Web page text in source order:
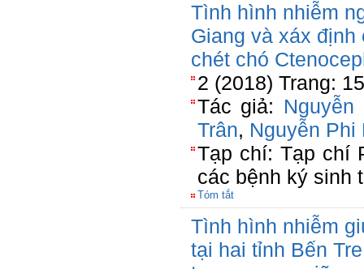
Tình hình nhiễm
Giang và xáx
chét chó
2 (2018) Trang:
Tác giả:
Trân, Nguyễn Phi
Tạp chí: Tạp chí
các bệnh ký sinh
Tóm tắt
Tình hình nhiễm
tại hai tỉnh Bến